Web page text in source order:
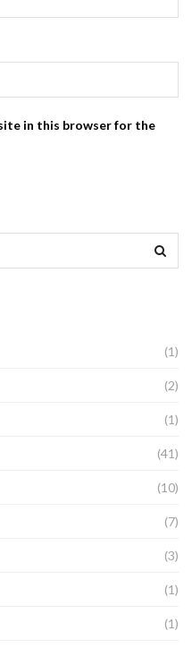
in this browser for the
(1)
(2)
(1)
(41)
(10)
(7)
(3)
(1)
(1)